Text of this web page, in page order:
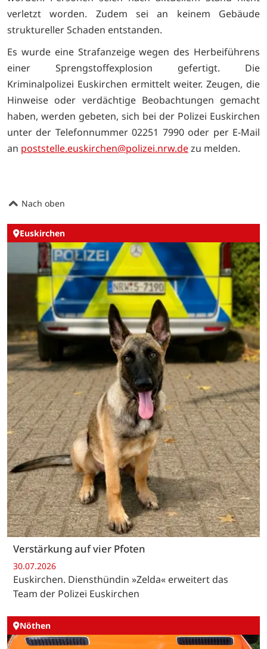
verletzt worden. Zudem sei an keinem Gebäude
struktureller Schaden entstanden.
Es wurde eine Strafanzeige wegen des Herbeiführens
einer Sprengstoffexplosion gefertigt. Die
Kriminalpolizei Euskirchen ermittelt weiter. Zeugen, die
Hinweise oder verdächtige Beobachtungen gemacht
haben, werden gebeten, sich bei der Polizei Euskirchen
unter der Telefonnummer 02251 7990 oder per E-Mail
an poststelle.euskirchen@polizei.nrw.dezu melden.
Nach oben
Euskirchen
Verstärkung auf vier Pfoten
30.07.2026
Euskirchen. Diensthündin »Zelda« erweitert das
Team der Polizei Euskirchen
Nöthen